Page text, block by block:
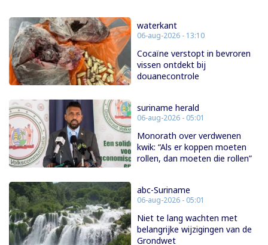
waterkant
06-aug-2026 - 13:10
Cocaïne verstopt in bevroren
vissen ontdekt bij
douanecontrole
suriname herald
06-aug-2026 - 05:01
Monorath over verdwenen
kwik: “Als er koppen moeten
rollen, dan moeten die rollen”
abc-Suriname
06-aug-2026 - 05:01
Niet te lang wachten met
belangrijke wijzigingen van de
Grondwet